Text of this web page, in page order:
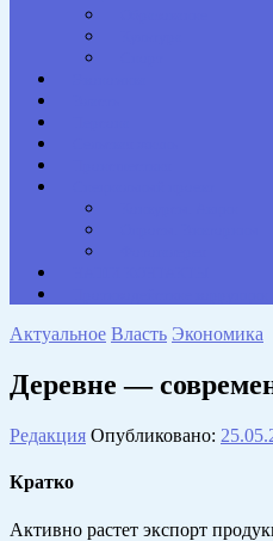
Актуальное Власть Экономика
Деревне —
Редакция Опубликовано:
Кратко
Активно растет экспорт